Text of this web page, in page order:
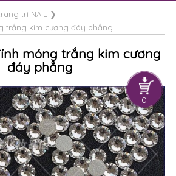
0
trí NAIL
❯
trắng kim cương đáy phẳng
móng trắng kim cương
đáy phẳng